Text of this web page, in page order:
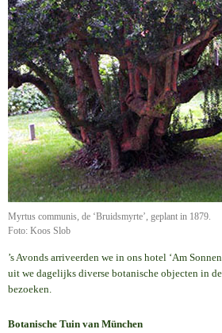
Myrtus communis, de ‘Bruidsmyrte’, geplant in 1879.
Foto: Koos Slob
’s Avonds arriveerden we in ons hotel ‘Am
uit we dagelijks diverse botanische objecten in
bezoeken.
Botanische Tuin van München